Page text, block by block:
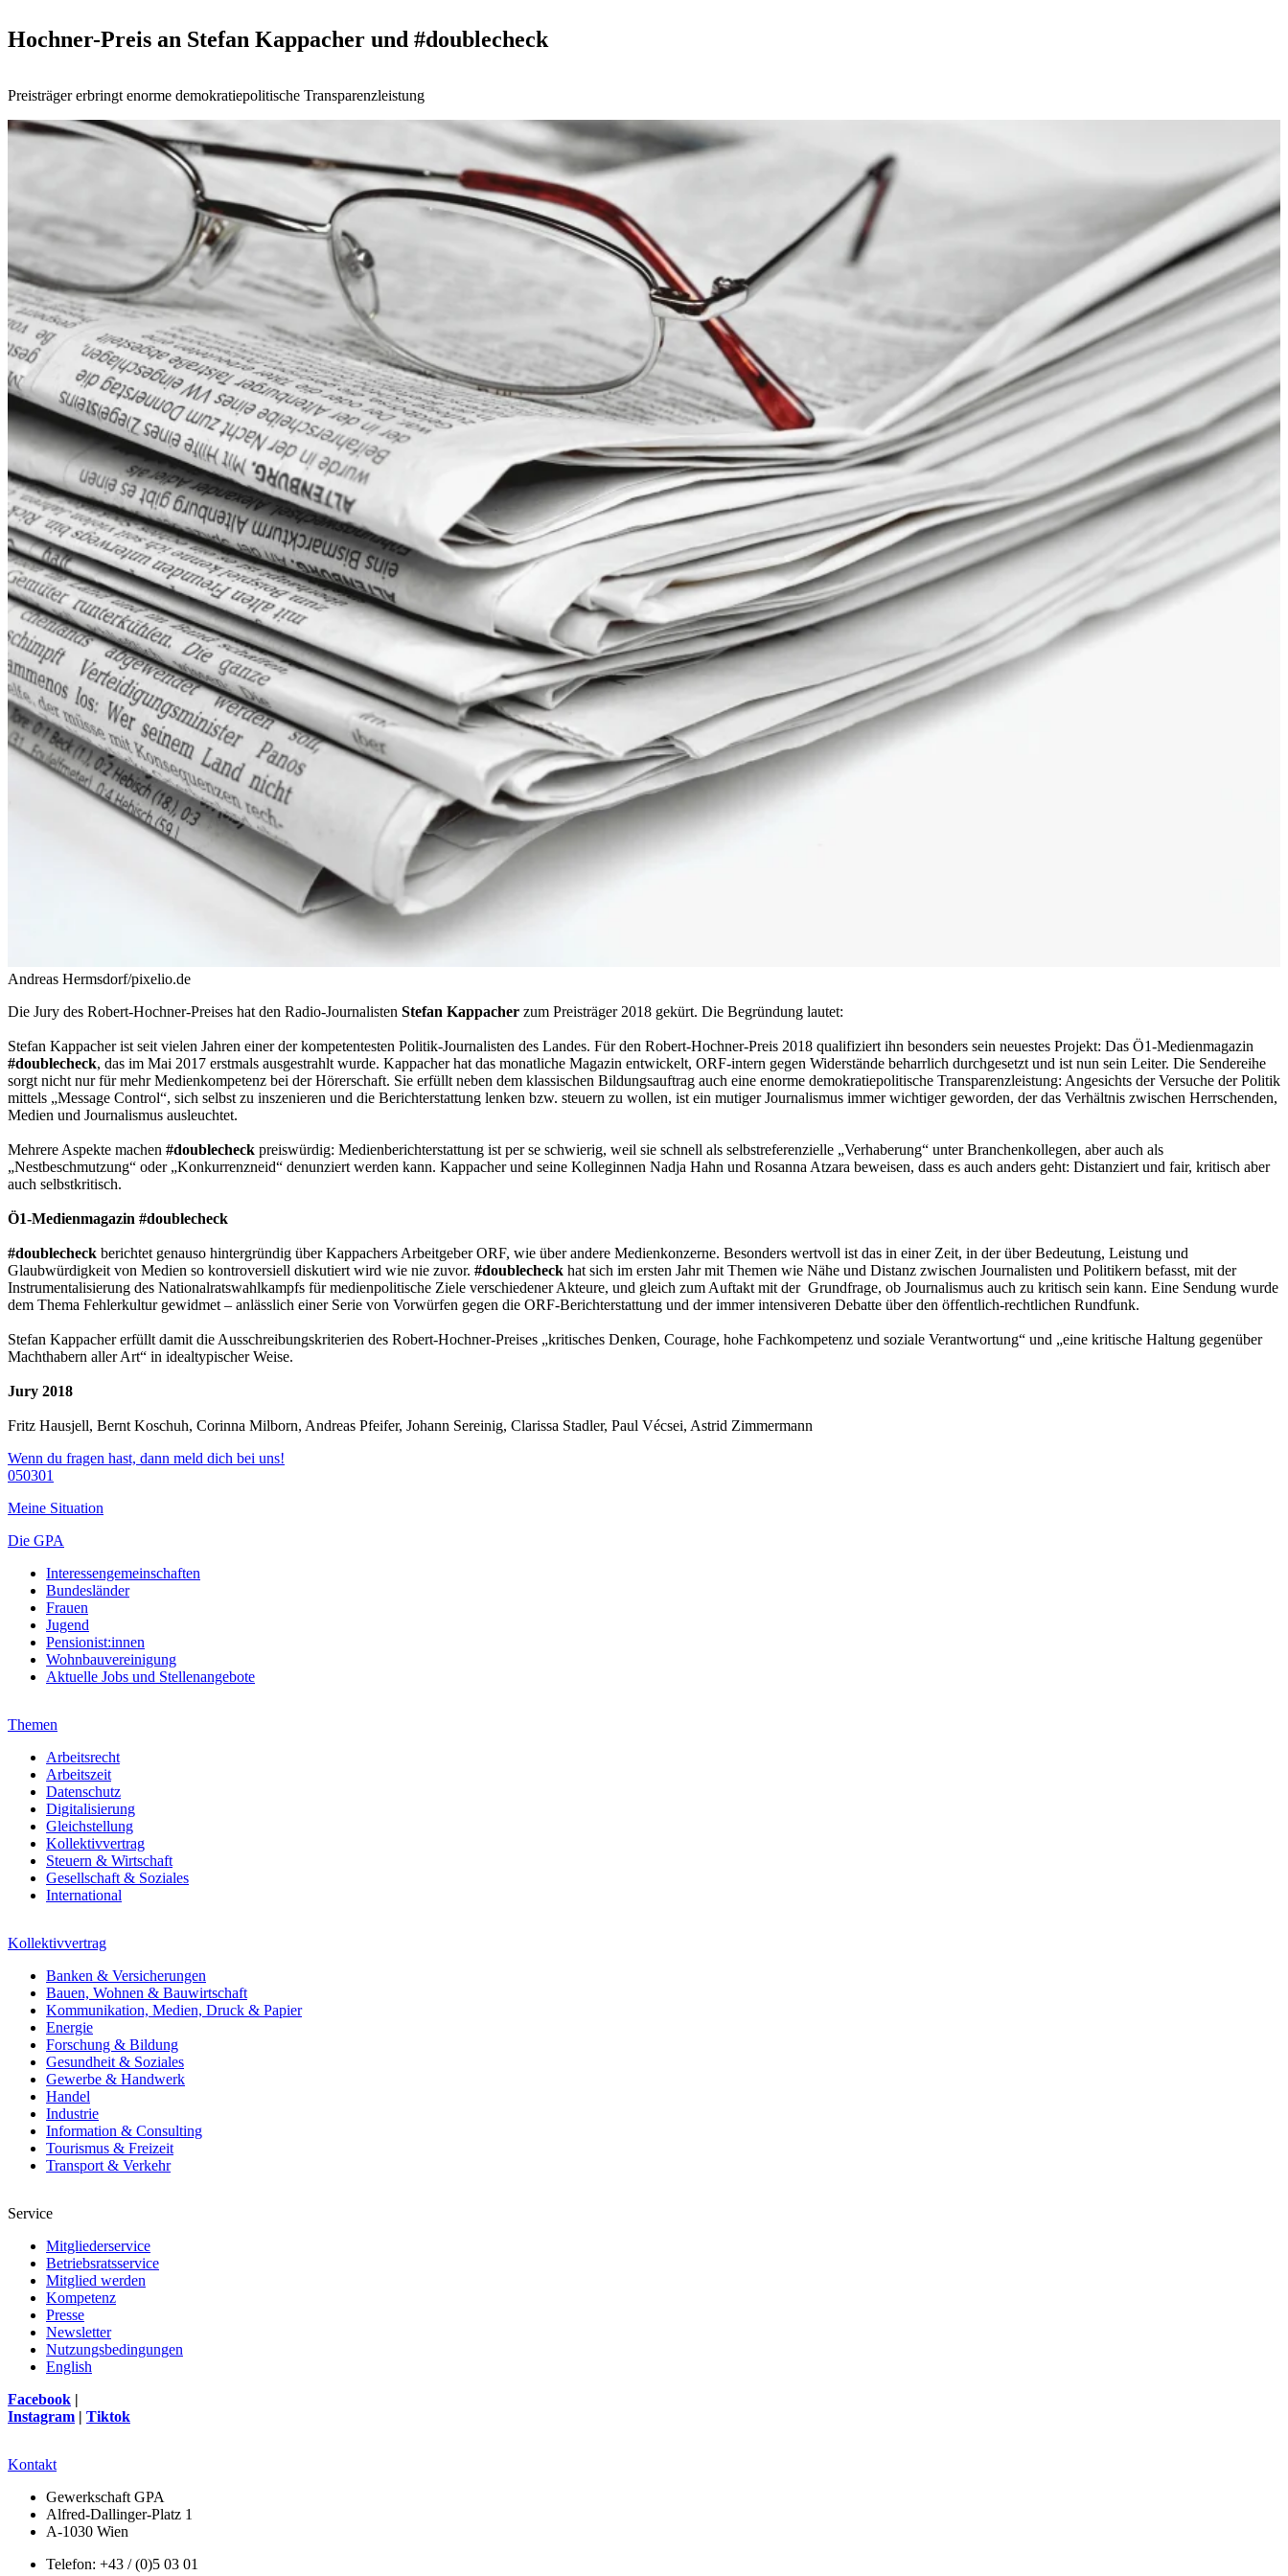
Hochner-Preis an Stefan Kappacher und #doublecheck
Preisträger erbringt enorme demokratiepolitische Transparenzleistung
Andreas Hermsdorf/pixelio.de
Die Jury des Robert-Hochner-Preises hat den Radio-Journalisten Stefan Kappacher zum Preisträger 2018 gekürt. Die Begründung lautet:
Stefan Kappacher ist seit vielen Jahren einer der kompetentesten Politik-Journalisten des Landes. Für den Robert-Hochner-Preis 2018 qualifiziert ihn besonders sein neuestes Projekt: Das Ö1-Medienmagazin
#doublecheck, das im Mai 2017 erstmals ausgestrahlt wurde. Kappacher hat das monatliche Magazin entwickelt, ORF-intern gegen Widerstände beharrlich durchgesetzt und ist nun sein Leiter. Die Sendereihe
sorgt nicht nur für mehr Medienkompetenz bei der Hörerschaft. Sie erfüllt neben dem klassischen Bildungsauftrag auch eine enorme demokratiepolitische Transparenzleistung: Angesichts der Versuche der Politik
mittels „Message Control“, sich selbst zu inszenieren und die Berichterstattung lenken bzw. steuern zu wollen, ist ein mutiger Journalismus immer wichtiger geworden, der das Verhältnis zwischen Herrschenden,
Medien und Journalismus ausleuchtet.
Mehrere Aspekte machen #doublecheck preiswürdig: Medienberichterstattung ist per se schwierig, weil sie schnell als selbstreferenzielle „Verhaberung“ unter Branchenkollegen, aber auch als
„Nestbeschmutzung“ oder „Konkurrenzneid“ denunziert werden kann. Kappacher und seine Kolleginnen Nadja Hahn und Rosanna Atzara beweisen, dass es auch anders geht: Distanziert und fair, kritisch aber
auch selbstkritisch.
Ö1-Medienmagazin #doublecheck
#doublecheck berichtet genauso hintergründig über Kappachers Arbeitgeber ORF, wie über andere Medienkonzerne. Besonders wertvoll ist das in einer Zeit, in der über Bedeutung, Leistung und
Glaubwürdigkeit von Medien so kontroversiell diskutiert wird wie nie zuvor. #doublecheck hat sich im ersten Jahr mit Themen wie Nähe und Distanz zwischen Journalisten und Politikern befasst, mit der
Instrumentalisierung des Nationalratswahlkampfs für medienpolitische Ziele verschiedener Akteure, und gleich zum Auftakt mit der Grundfrage, ob Journalismus auch zu kritisch sein kann. Eine Sendung wurde
dem Thema Fehlerkultur gewidmet – anlässlich einer Serie von Vorwürfen gegen die ORF-Berichterstattung und der immer intensiveren Debatte über den öffentlich-rechtlichen Rundfunk.
Stefan Kappacher erfüllt damit die Ausschreibungskriterien des Robert-Hochner-Preises „kritisches Denken, Courage, hohe Fachkompetenz und soziale Verantwortung“ und „eine kritische Haltung gegenüber
Machthabern aller Art“ in idealtypischer Weise.
Jury 2018
Fritz Hausjell, Bernt Koschuh, Corinna Milborn, Andreas Pfeifer, Johann Sereinig, Clarissa Stadler, Paul Vécsei, Astrid Zimmermann
Wenn du fragen hast, dann meld dich bei uns!
050301
Meine Situation
Die GPA
Interessengemeinschaften
Bundesländer
Frauen
Jugend
Pensionist:innen
Wohnbauvereinigung
Aktuelle Jobs und Stellenangebote
Themen
Arbeitsrecht
Arbeitszeit
Datenschutz
Digitalisierung
Gleichstellung
Kollektivvertrag
Steuern & Wirtschaft
Gesellschaft & Soziales
International
Kollektivvertrag
Banken & Versicherungen
Bauen, Wohnen & Bauwirtschaft
Kommunikation, Medien, Druck & Papier
Energie
Forschung & Bildung
Gesundheit & Soziales
Gewerbe & Handwerk
Handel
Industrie
Information & Consulting
Tourismus & Freizeit
Transport & Verkehr
Service
Mitgliederservice
Betriebsratsservice
Mitglied werden
Kompetenz
Presse
Newsletter
Nutzungsbedingungen
English
Facebook |
Instagram | Tiktok
Kontakt
Gewerkschaft GPA
Alfred-Dallinger-Platz 1
A-1030 Wien
Telefon: +43 / (0)5 03 01